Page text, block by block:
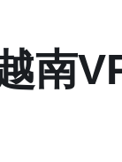
南